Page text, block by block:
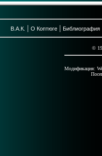
В.А.К. | О Коптюге | Библиография
©
Модификация: